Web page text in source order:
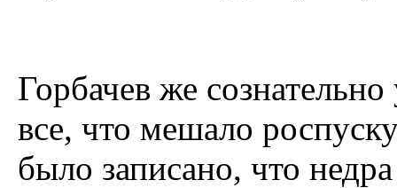
Горбачев же
все, что мешало
было записано, что